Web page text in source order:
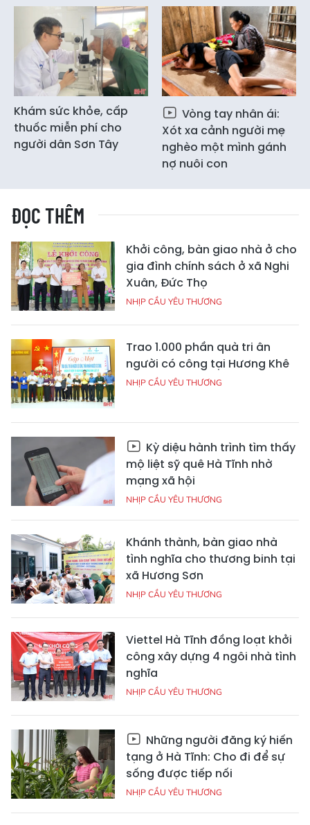
Khám sức khỏe, cấp
thuốc miễn phí cho
người dân Sơn Tây
Vòng tay nhân ái:
Xót xa cảnh người mẹ
nghèo một mình gánh
nợ nuôi con
ĐỌC THÊM
Khởi công, bàn giao nhà ở cho
gia đình chính sách ở xã Nghi
Xuân, Đức Thọ
NHỊP CẦU YÊU THƯƠNG
Trao 1.000 phần quà tri ân
người có công tại Hương Khê
NHỊP CẦU YÊU THƯƠNG
Kỳ diệu hành trình tìm thấy
mộ liệt sỹ quê Hà Tĩnh nhờ
mạng xã hội
NHỊP CẦU YÊU THƯƠNG
Khánh thành, bàn giao nhà
tình nghĩa cho thương binh tại
xã Hương Sơn
NHỊP CẦU YÊU THƯƠNG
Viettel Hà Tĩnh đồng loạt khởi
công xây dựng 4 ngôi nhà tình
nghĩa
NHỊP CẦU YÊU THƯƠNG
Những người đăng ký hiến
tạng ở Hà Tĩnh: Cho đi để sự
sống được tiếp nối
NHỊP CẦU YÊU THƯƠNG